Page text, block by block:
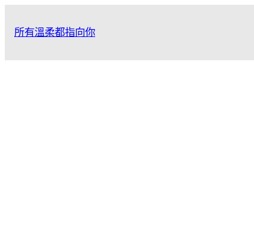
所有溫柔都指向你